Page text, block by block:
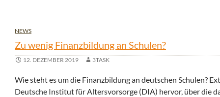
NEWS
Zu wenig Finanzbildung an Schulen?
12. DEZEMBER 2019 3TASK
Wie steht es um die Finanzbildung an deutschen Schulen?
Deutsche Institut für Altersvorsorge (DIA) hervor, über die